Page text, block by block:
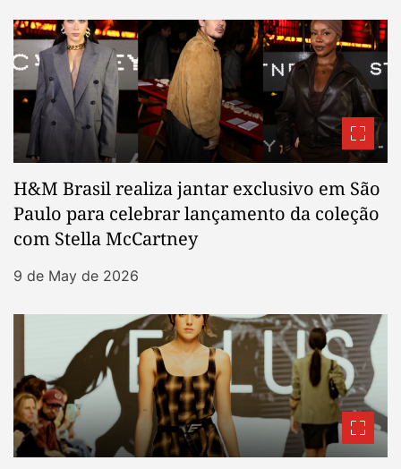
H&M Brasil realiza jantar exclusivo em São
Paulo para celebrar lançamento da coleção
com Stella McCartney
9 de May de 2026